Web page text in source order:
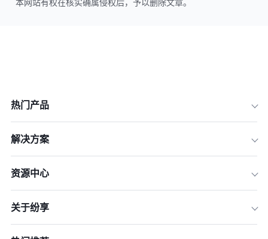
本网站有权在核实确属侵权后，予以删除文章。
热门产品
解决方案
资源中心
关于纷享